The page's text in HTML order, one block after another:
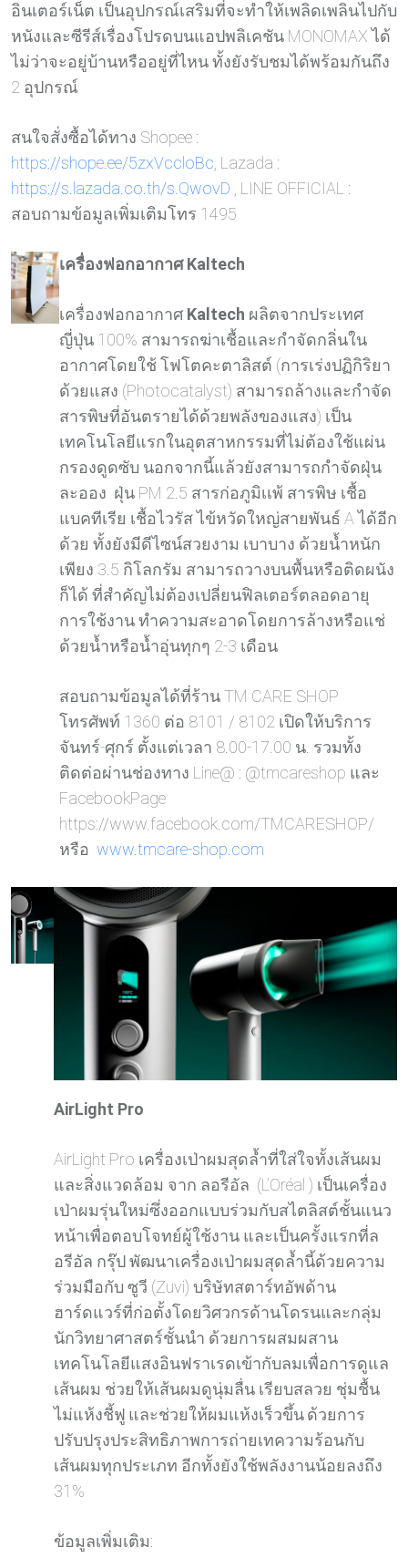
อินเตอร์เน็ต เป็นอุปกรณ์เสริมที่จะทำให้เพลิดเพลินไปกับ
หนังและซีรีส์เรื่องโปรดบนแอปพลิเคชัน MONOMAX ได้
ไม่ว่าจะอยู่บ้านหรืออยู่ที่ไหน ทั้งยังรับชมได้พร้อมกันถึง
2 อุปกรณ์
สนใจสั่งซื้อได้ทาง Shopee :
https://shope.ee/5zxVccloBc , Lazada :
https://s.lazada.co.th/s.QwovD , LINE OFFICIAL :
สอบถามข้อมูลเพิ่มเติมโทร 1495
เครื่องฟอกอากาศ Kaltech
เครื่องฟอกอากาศ Kaltech ผลิตจากประเทศ
ญี่ปุ่น 100% สามารถฆ่าเชื้อและกำจัดกลิ่นใน
อากาศโดยใช้ โฟโตคะตาลิสต์ (การเร่งปฏิกิริยา
ด้วยแสง (Photocatalyst) สามารถล้างและกำจัด
สารพิษที่อันตรายได้ด้วยพลังของแสง) เป็น
เทคโนโลยีแรกในอุตสาหกรรมที่ไม่ต้องใช้แผ่น
กรองดูดซับ นอกจากนี้แล้วยังสามารถกำจัดฝุ่น
ละออง ฝุ่น PM 2.5 สารก่อภูมิเเพ้ สารพิษ เชื้อ
แบคทีเรีย เชื้อไวรัส ไข้หวัดใหญ่สายพันธ์ A ได้อีก
ด้วย ทั้งยังมีดีไซน์สวยงาม เบาบาง ด้วยน้ำหนัก
เพียง 3.5 กิโลกรัม สามารถวางบนพื้นหรือติดผนัง
ก็ได้ ที่สำคัญไม่ต้องเปลี่ยนฟิลเตอร์ตลอดอายุ
การใช้งาน ทำความสะอาดโดยการล้างหรือแช่
ด้วยน้ำหรือน้ำอุ่นทุกๆ 2-3 เดือน
สอบถามข้อมูลได้ที่ร้าน TM CARE SHOP
โทรศัพท์ 1360 ต่อ 8101 / 8102 เปิดให้บริการ
จันทร์-ศุกร์ ตั้งแต่เวลา 8.00-17.00 น. รวมทั้ง
ติดต่อผ่านช่องทาง Line@ : @tmcareshop และ
FacebookPage
https://www.facebook.com/TMCARESHOP/
หรือ www.tmcare-shop.com
AirLight Pro
AirLight Pro เครื่องเป่าผมสุดล้ำที่ใส่ใจทั้งเส้นผม
และสิ่งแวดล้อม จาก ลอรีอัล (L’Oréal ) เป็นเครื่อง
เป่าผมรุ่นใหม่ซึ่งออกแบบร่วมกับสไตลิสต์ชั้นแนว
หน้าเพื่อตอบโจทย์ผู้ใช้งาน และเป็นครั้งแรกที่ล
อรีอัล กรุ๊ป พัฒนาเครื่องเป่าผมสุดล้ำนี้ด้วยความ
ร่วมมือกับ ซูวี (Zuvi) บริษัทสตาร์ทอัพด้าน
ฮาร์ดแวร์ที่ก่อตั้งโดยวิศวกรด้านโดรนและกลุ่ม
นักวิทยาศาสตร์ชั้นนำ ด้วยการผสมผสาน
เทคโนโลยีแสงอินฟราเรดเข้ากับลมเพื่อการดูแล
เส้นผม ช่วยให้เส้นผมดูนุ่มลื่น เรียบสลวย ชุ่มชื้น
ไม่แห้งชี้ฟู และช่วยให้ผมแห้งเร็วขึ้นด้วยการ
ปรับปรุงประสิทธิภาพการถ่ายเทความร้อนกับ
เส้นผมทุกประเภท อีกทั้งยังใช้พลังงานน้อยลงถึง
31%
ข้อมูลเพิ่มเติม: